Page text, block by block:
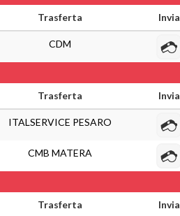
Trasferta Invia
CDM
Trasferta Invia
ITALSERVICE PESARO
CMB MATERA
Trasferta Invia